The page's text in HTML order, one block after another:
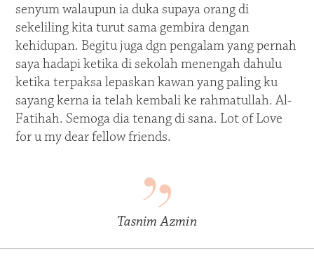
senyum walaupun ia duka supaya orang di
sekeliling kita turut sama gembira dengan
kehidupan. Begitu juga dgn pengalam yang pernah
saya hadapi ketika di sekolah menengah dahulu
ketika terpaksa lepaskan kawan yang paling ku
sayang kerna ia telah kembali ke rahmatullah. Al-
Fatihah. Semoga dia tenang di sana. Lot of Love
for u my dear fellow friends.
Tasnim Azmin